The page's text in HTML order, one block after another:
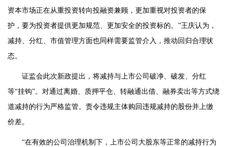
资本市场正在从重投资转向投融资兼顾，更加重视对投资者的保
护，要为投资者提供更加规范、更加安全的投资标的。”王庆认为，
减持、分红、市值管理方面也同样需要监管介入，推动回归合理状
态。
证监会此次新政提出，将减持与上市公司破净、破发、分红
等“挂钩”。对通过离婚、质押平仓、转融通出借、融券卖出等方式绕
道减持的行为严格监管。责令违规主体购回违规减持的股份并上缴
价差。
“在有效的公司治理机制下，上市公司大股东等正常的减持行为